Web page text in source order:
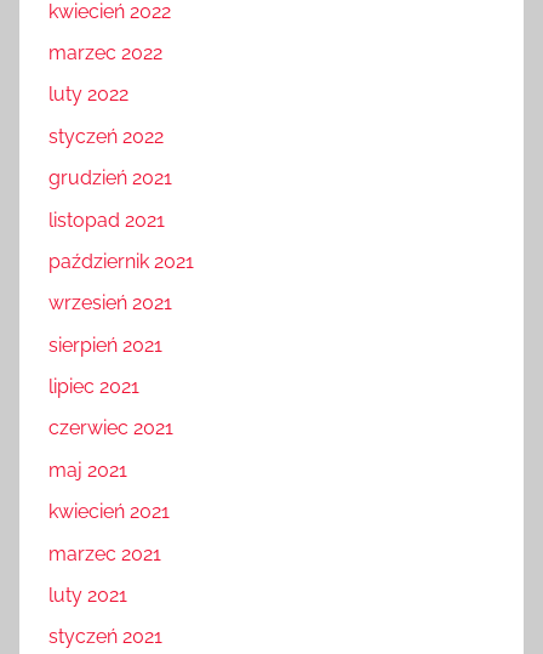
kwiecień 2022
marzec 2022
luty 2022
styczeń 2022
grudzień 2021
listopad 2021
październik 2021
wrzesień 2021
sierpień 2021
lipiec 2021
czerwiec 2021
maj 2021
kwiecień 2021
marzec 2021
luty 2021
styczeń 2021